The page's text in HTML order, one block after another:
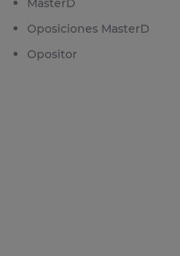
MasterD
Oposiciones MasterD
Opositor